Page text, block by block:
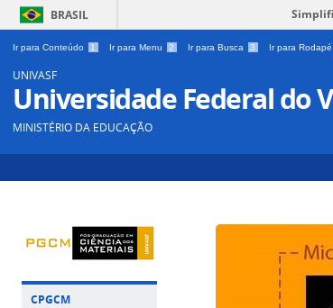
BRASIL
Ir para Conteúdo 1 Ir para Menu 2 Ir para Busca 3 Ir para Rodapé
UNIVASF
Universidade Federal do
MINISTÉRIO DA EDUCAÇÃO
CPGCM